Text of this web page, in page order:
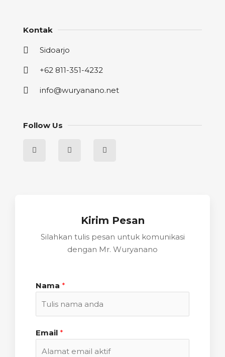
Kontak
Sidoarjo
+62 811-351-4232
info@wuryanano.net
Follow Us
Kirim Pesan
Silahkan tulis pesan untuk komunikasi
dengan Mr. Wuryanano
Nama *
Email *